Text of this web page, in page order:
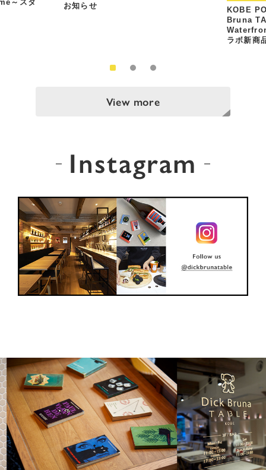
～スタ
お知らせ
KOBE
Bruna
ラボ新商
View more
Instagram